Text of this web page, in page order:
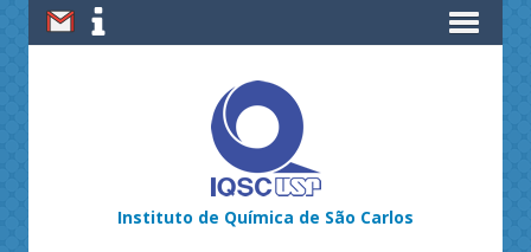
Instituto de Química de São Carlos